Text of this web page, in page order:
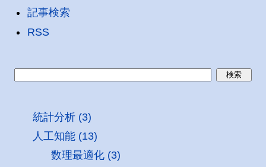
記事検索
RSS
統計分析 (3)
人工知能 (13)
数理最適化 (3)